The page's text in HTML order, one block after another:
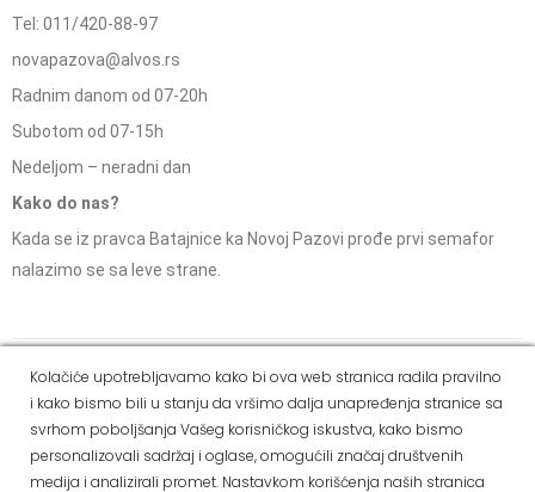
Tel: 011/420-88-97
novapazova@alvos.rs
Radnim danom od 07-20h
Subotom od 07-15h
Nedeljom – neradni dan
Kako do nas?
Kada se iz pravca Batajnice ka Novoj Pazovi prođe prvi semafor
nalazimo se sa leve strane.
Dostava i
način
plaćanja
Politika
privatnosti
Kako
kupiti
Reklamacije i pravo
na odustajanje
Social Media
Kolačiće upotrebljavamo kako bi ova web stranica radila pravilno
i kako bismo bili u stanju da vršimo dalja unapređenja stranice sa
svrhom poboljšanja Vašeg korisničkog iskustva, kako bismo
personalizovali sadržaj i oglase, omogućili značaj društvenih
medija i analizirali promet. Nastavkom korišćenja naših stranica